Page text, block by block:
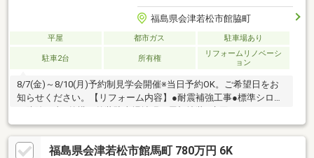
福島県会津若松市館脇町
平屋 都市ガス 駐車場あり
駐車2台 所有権
リフォームリノベーシ
ョン
8/7(金)～8/10(月)予約制見学会開催※当日予約OK。ご希望日をお
知らせください。【リフォーム内容】●耐震補強工事●標準シロア
ッチン交換、ユニットバス交換、トイレ交換、洗面化粧台交換●
内装クロス張替え●その他設備インターホン設置、火災警報器設
置、照明器具交換【おすすめポイント】・雨漏り、構造上主要な
福島県会津若松市館馬町 780万円 6K